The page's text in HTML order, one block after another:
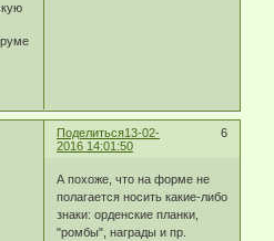
Поделиться 6
13-02-
2016 14:01:50
А похоже, что на форме не
полагается носить какие-либо
знаки: орденские планки,
"ромбы", награды и пр.